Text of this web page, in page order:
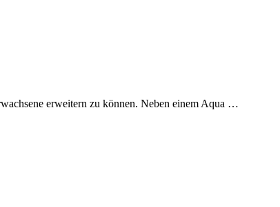
erweitern zu können. Neben einem Aqua …